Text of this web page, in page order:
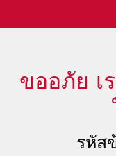
ขออภัย เ
รหัส